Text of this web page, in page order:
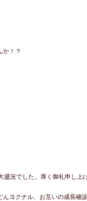
か！？
況でした。厚く御礼申し上
ヨクナル、お互いの成長確